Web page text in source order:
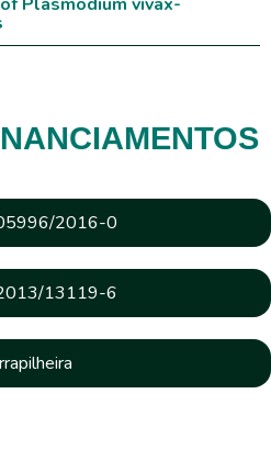
2016-0
13119-6